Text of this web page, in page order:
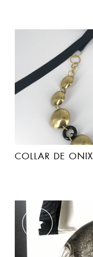
COLLAR DE ONIX